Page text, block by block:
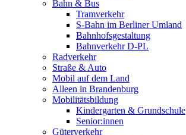
Bahn & Bus
Tramverkehr
S-Bahn im Berliner Umland
Bahnhofsgestaltung
Bahnverkehr D-PL
Radverkehr
Straße & Auto
Mobil auf dem Land
Alleen in Brandenburg
Mobilitätsbildung
Kindergarten & Grundschule
Senior:innen
Güterverkehr